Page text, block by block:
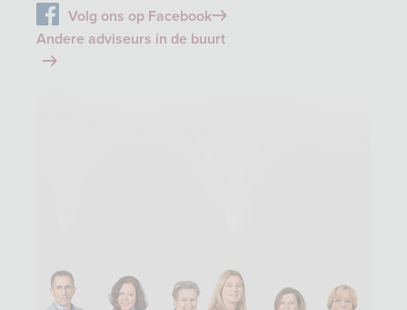
Volg ons op Facebook
Andere adviseurs in de buurt